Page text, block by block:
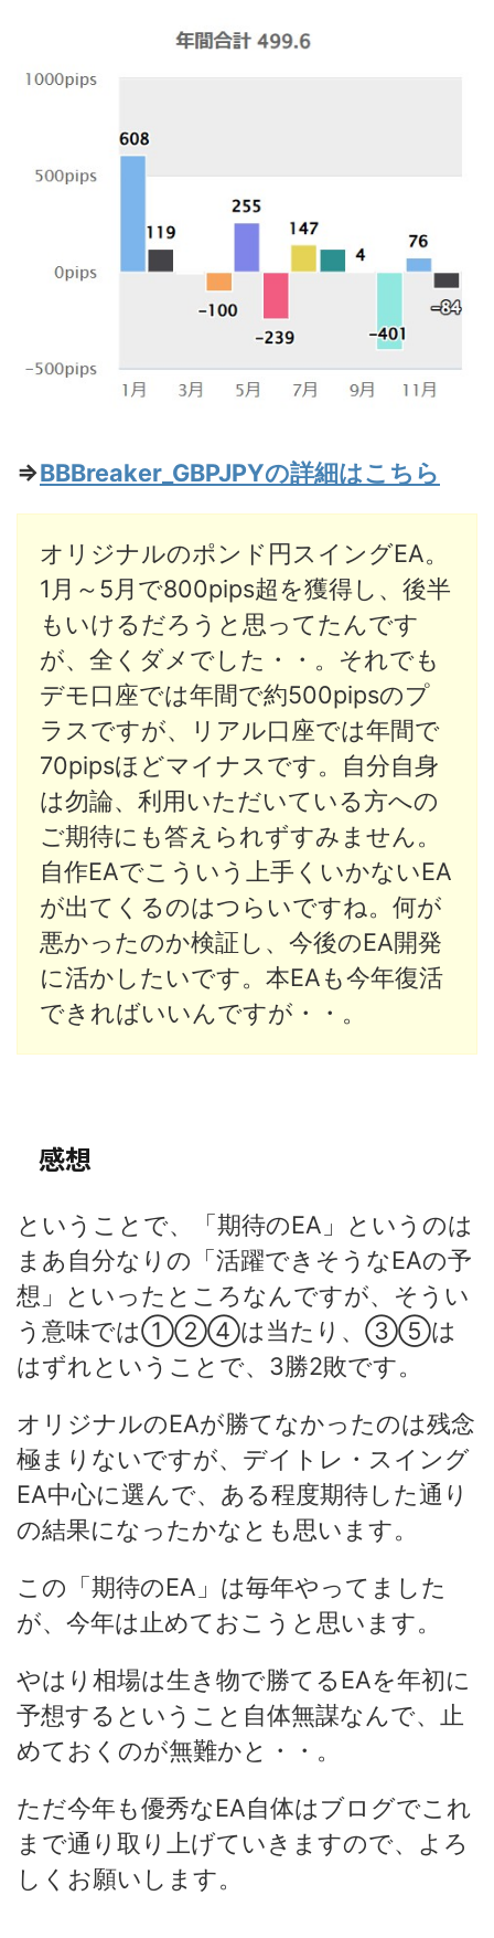
⇒BBBreaker_GBPJPYの詳細はこちら
オリジナルのポンド円スイングEA。
1月～5月で800pips超を獲得し、後半
もいけるだろうと思ってたんです
が、全くダメでした・・。それでも
デモ口座では年間で約500pipsのプ
ラスですが、リアル口座では年間で
70pipsほどマイナスです。自分自身
は勿論、利用いただいている方への
ご期待にも答えられずすみません。
自作EAでこういう上手くいかないEA
が出てくるのはつらいですね。何が
悪かったのか検証し、今後のEA開発
に活かしたいです。本EAも今年復活
できればいいんですが・・。
感想
ということで、「期待のEA」というのは
まあ自分なりの「活躍できそうなEAの予
想」といったところなんですが、そうい
う意味では①②④は当たり、③⑤は
はずれということで、3勝2敗です。
オリジナルのEAが勝てなかったのは残念
極まりないですが、デイトレ・スイング
EA中心に選んで、ある程度期待した通り
の結果になったかなとも思います。
この「期待のEA」は毎年やってました
が、今年は止めておこうと思います。
やはり相場は生き物で勝てるEAを年初に
予想するということ自体無謀なんで、止
めておくのが無難かと・・。
ただ今年も優秀なEA自体はブログでこれ
まで通り取り上げていきますので、よろ
しくお願いします。